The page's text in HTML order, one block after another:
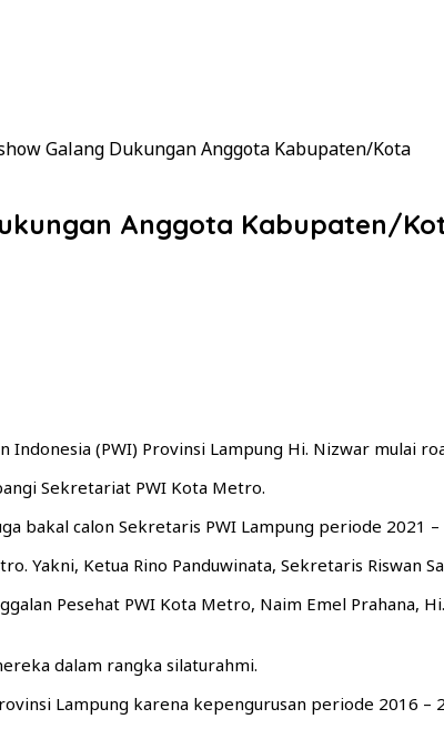
Galang Dukungan Anggota Kabupaten/Kota
Anggota Kabupaten/
Indonesia (PWI) Provinsi Lampung Hi. Nizwar mulai
Sekretariat PWI Kota Metro.
bakal calon Sekretaris PWI Lampung periode 2021
Yakni, Ketua Rino Panduwinata, Sekretaris Riswan
Pesehat PWI Kota Metro, Naim Emel Prahana,
dalam rangka silaturahmi.
Lampung karena kepengurusan periode 2016 –